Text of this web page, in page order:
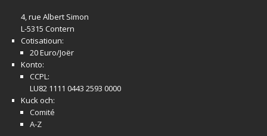
4, rue Albert Simon
L-5315 Contern
Cotisatioun:
20 Euro/Joër
Konto:
CCPL:
LU82 1111 0443 2593 0000
Kuck och:
Comité
A-Z